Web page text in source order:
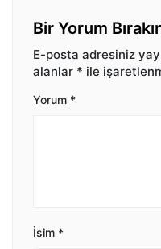
Bir Yorum
E-posta adresiniz
alanlar * ile
Yorum *
İsim *